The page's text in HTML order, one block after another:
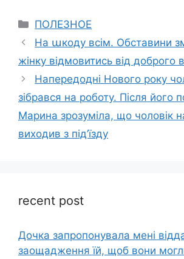
Categories
ПОЛЕЗНОЕ
На աкоду всім. Обставини
жінку відмовитись від доброго
Напередодні Нового року
зібрався на роботу. Після його
Марина зрозуміла, що чоловік
виходив з під’їзду
recent post
Дочка запpопонувала мені
заощадження їй, щоб вони